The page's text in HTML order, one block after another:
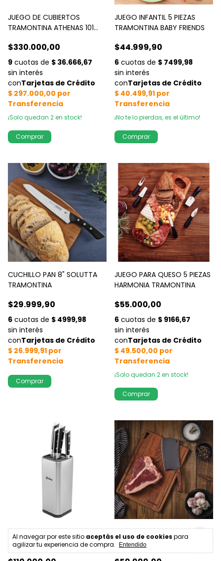
Al navegar por este sitio aceptás el uso de cookiespara
agilizar tu experiencia de compra.
Entendido
JUEGO DE CUBIERTOS
TRAMONTINA ATHENAS 101
$330.000,00
¡Solo quedan 2en stock!
JUEGO INFANTIL 5 PIEZAS
TRAMONTINA BABY FRIENDS
$44.999,90
¡No te lo pierdas, es el último!
CUCHILLO PAN 8" SOLUTTA
TRAMONTINA
$29.999,90
JUEGO PARA QUESO 5 PIEZAS
HARMONIA TRAMONTINA
$55.000,00
¡Solo quedan 2en stock!
SET DE 4 CUCHILLOS INOX
MANGO C/REMACHES NEGRO
HUDSON
HACHUELA TRAMONTINA
BLACK 7"